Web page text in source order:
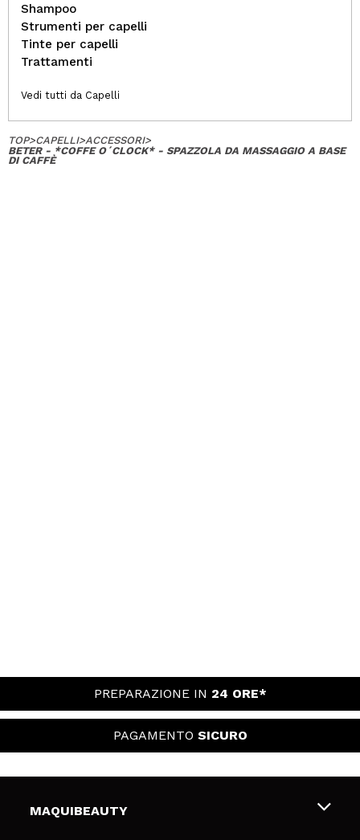
Shampoo
Strumenti per capelli
Tinte per capelli
Trattamenti
Vedi tutti da Capelli
TOP>CAPELLI>ACCESSORI>
BETER - *COFFE O´CLOCK* - SPAZZOLA DA MASSAGGIO A BASE
DI CAFFÈ
PREPARAZIONE IN 24 ORE*
PAGAMENTO SICURO
MAQUIBEAUTY